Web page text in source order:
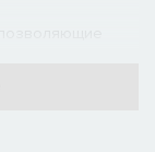
в Ghostrunner